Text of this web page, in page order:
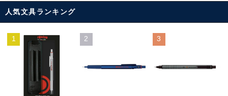
人気文具ランキング
1 2 3